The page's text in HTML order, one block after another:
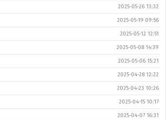
2025-05-26 13:32
2025-05-19 09:56
2025-05-12 12:51
2025-05-08 14:39
2025-05-06 15:21
2025-04-28 12:22
2025-04-23 10:26
2025-04-15 10:17
2025-04-07 16:31